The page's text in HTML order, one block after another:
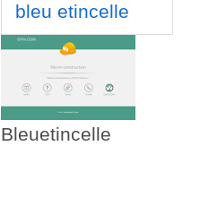
bleu etincelle
Bleuetincelle